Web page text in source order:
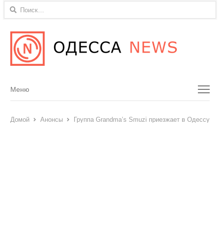
Найти:
Menu
Меню
Домой Анонсы Группа Grandma’s Smuzi приезжает в Одессу: